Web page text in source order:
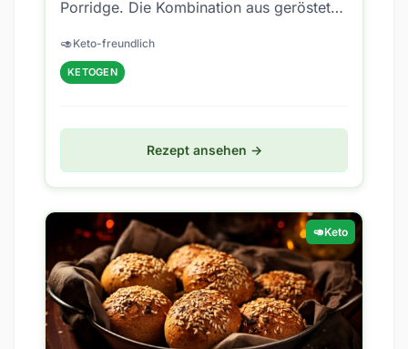
Porridge. Die Kombination aus gerösteten
knackigen...
🥑Keto-freundlich
KETOGEN
Rezept ansehen →
🥑Keto